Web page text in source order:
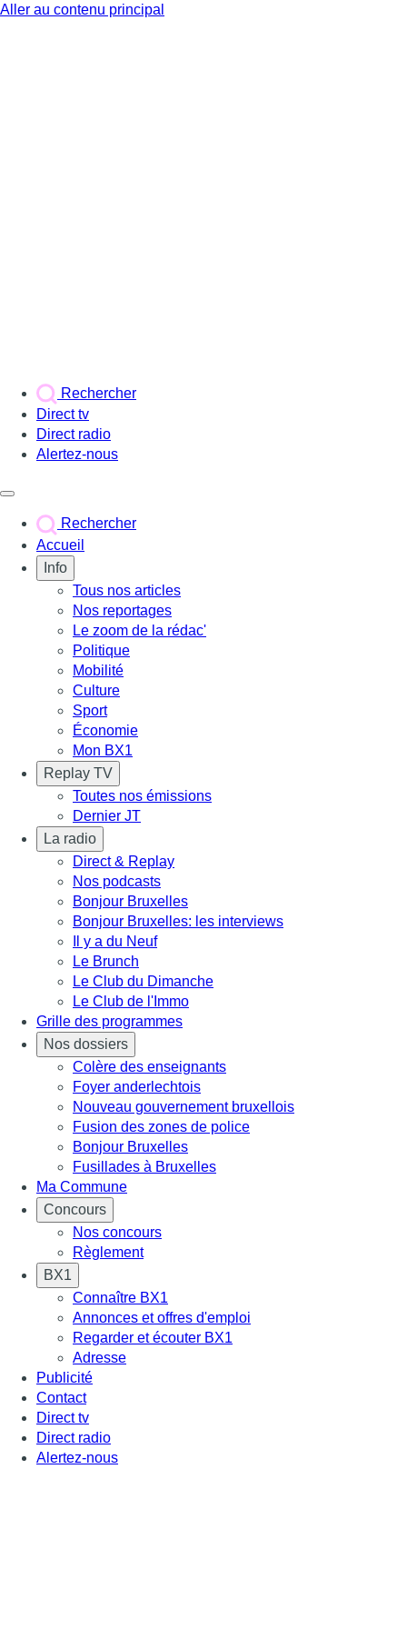
Aller au contenu principal
Rechercher
Direct tv
Direct radio
Alertez-nous
Rechercher
Accueil
Info
Tous nos articles
Nos reportages
Le zoom de la rédac'
Politique
Mobilité
Culture
Sport
Économie
Mon BX1
Replay TV
Toutes nos émissions
Dernier JT
La radio
Direct & Replay
Nos podcasts
Bonjour Bruxelles
Bonjour Bruxelles: les interviews
Il y a du Neuf
Le Brunch
Le Club du Dimanche
Le Club de l'Immo
Grille des programmes
Nos dossiers
Colère des enseignants
Foyer anderlechtois
Nouveau gouvernement bruxellois
Fusion des zones de police
Bonjour Bruxelles
Fusillades à Bruxelles
Ma Commune
Concours
Nos concours
Règlement
BX1
Connaître BX1
Annonces et offres d'emploi
Regarder et écouter BX1
Adresse
Publicité
Contact
Direct tv
Direct radio
Alertez-nous